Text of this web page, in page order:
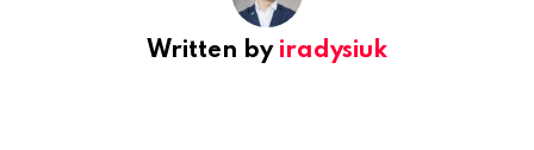
Written by iradysiuk